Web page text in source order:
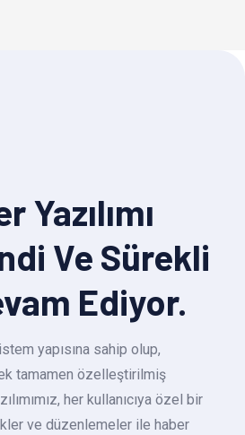
Ve Sürekli
Ediyor.
yapısına sahip olup,
tamamen özelleştirilmiş
her kullanıcıya özel bir
ve düzenlemeler ile haber